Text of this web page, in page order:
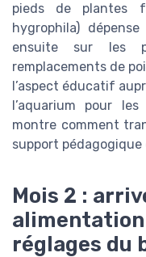
pieds de plantes
hygrophila)
ensuite sur les
remplacements de
l’aspect éducatif
l’aquarium pour
montre comment
support pédagogique
Mois 2 :
réglages du